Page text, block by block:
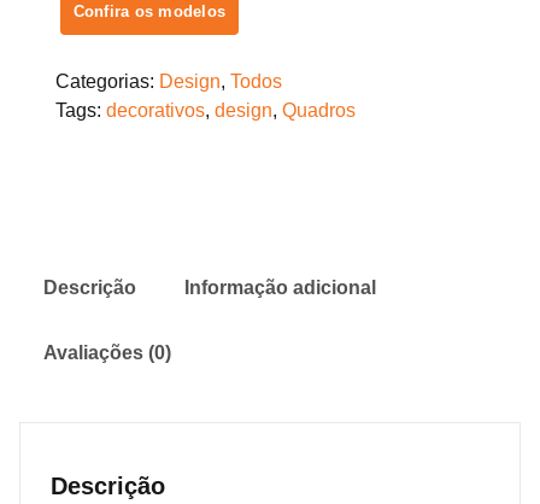
Confira os modelos
Categorias: Design, Todos
Tags: decorativos, design, Quadros
Descrição Informação adicional
Avaliações (0)
Descrição